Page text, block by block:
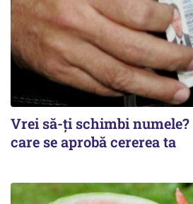
Vrei să-ți schimbi
care se aprobă cererea ta